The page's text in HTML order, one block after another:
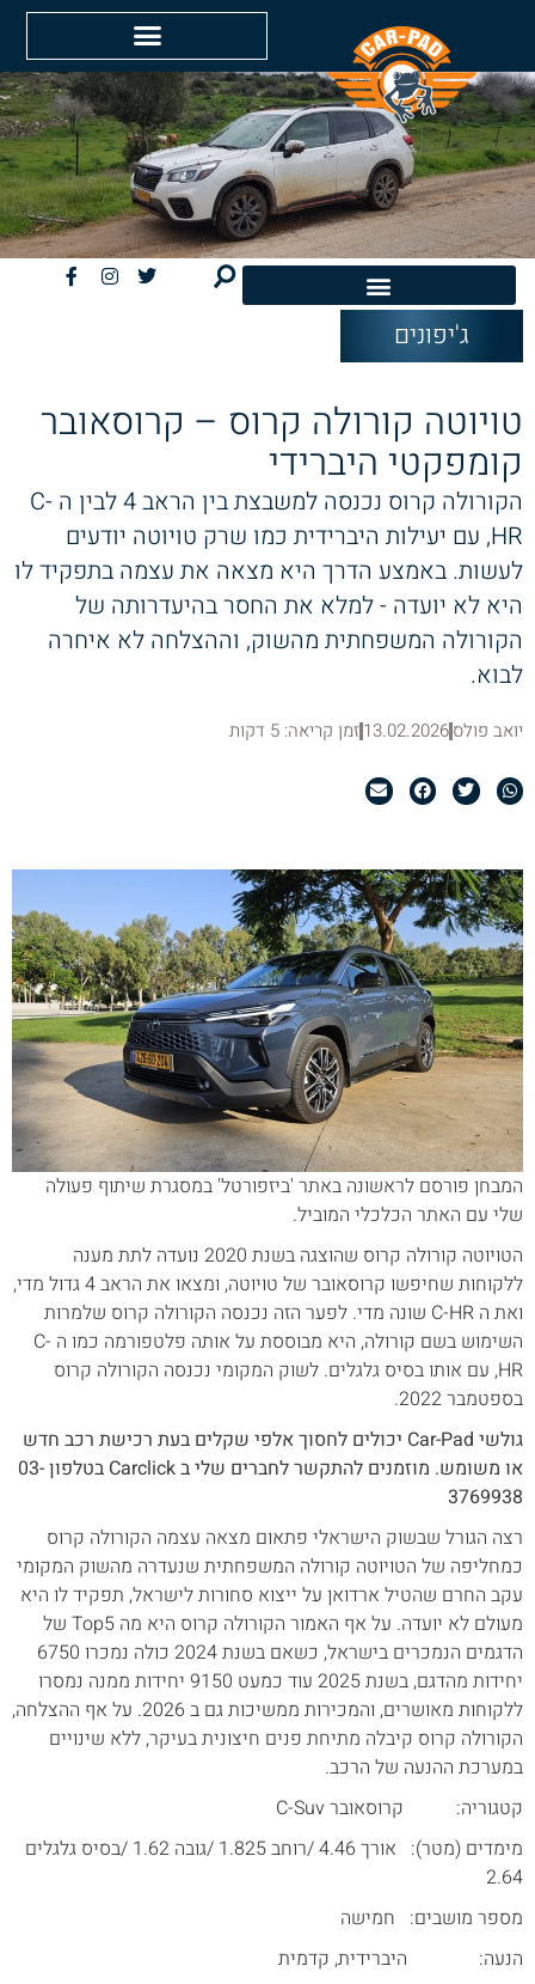
ג'יפונים
טויוטה קורולה קרוס – קרוסאובר
קומפקטי היברידי
הקורולה קרוס נכנסה למשבצת בין הראב 4 לבין ה C-
HR, עם יעילות היברידית כמו שרק טויוטה יודעים
לעשות. באמצע הדרך היא מצאה את עצמה בתפקיד לו
היא לא יועדה - למלא את החסר בהיעדרותה של
הקורולה המשפחתית מהשוק, וההצלחה לא איחרה
לבוא.
יואב פולס13.02.2026זמן קריאה: 5 דקות
המבחן פורסם לראשונה באתר 'ביזפורטל' במסגרת שיתוף פעולה
שלי עם האתר הכלכלי המוביל.
הטויוטה קורולה קרוס שהוצגה בשנת 2020 נועדה לתת מענה
ללקוחות שחיפשו קרוסאובר של טויוטה, ומצאו את הראב 4 גדול מדי,
ואת ה C-HR שונה מדי. לפער הזה נכנסה הקורולה קרוס שלמרות
השימוש בשם קורולה, היא מבוססת על אותה פלטפורמה כמו ה C-
HR, עם אותו בסיס גלגלים. לשוק המקומי נכנסה הקורולה קרוס
בספטמבר 2022.
גולשי Car-Pad יכולים לחסוך אלפי שקלים בעת רכישת רכב חדש
או משומש. מוזמנים להתקשר לחברים שלי ב Carclick בטלפון 03-
3769938
רצה הגורל שבשוק הישראלי פתאום מצאה עצמה הקורולה קרוס
כמחליפה של הטויוטה קורולה המשפחתית שנעדרה מהשוק המקומי
עקב החרם שהטיל ארדואן על ייצוא סחורות לישראל, תפקיד לו היא
מעולם לא יועדה. על אף האמור הקורולה קרוס היא מה Top5 של
הדגמים הנמכרים בישראל, כשאם בשנת 2024 כולה נמכרו 6750
יחידות מהדגם, בשנת 2025 עוד כמעט 9150 יחידות ממנה נמסרו
ללקוחות מאושרים, והמכירות ממשיכות גם ב 2026. על אף ההצלחה,
הקורולה קרוס קיבלה מתיחת פנים חיצונית בעיקר, ללא שינויים
במערכת ההנעה של הרכב.
קטגוריה: קרוסאובר C-Suv
מימדים (מטר): אורך 4.46 /רוחב 1.825 /גובה 1.62 /בסיס גלגלים
2.64
מספר מושבים: חמישה
הנעה: היברידית, קדמית